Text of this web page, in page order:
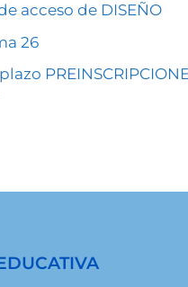
acceso de DISEÑO
26